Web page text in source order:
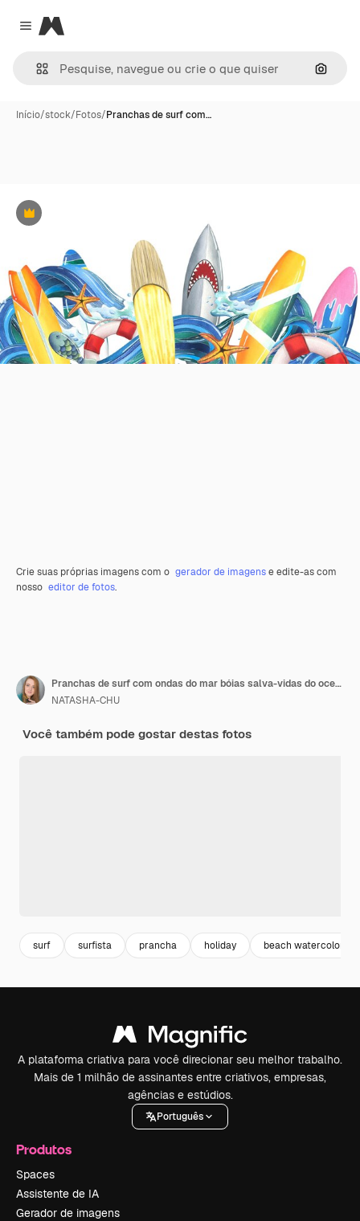
Close menu
Magnific
Início/stock/Fotos/Pranchas de surf com…
Premium
Crie suas próprias imagens com o gerador de imagense edite-as com
nosso editor de fotos.
Pranchas de surf com ondas do mar bóias salva-vidas do oceano e estrela do mar Ilustração em aquarela Um modelo da coleção SURFING Para o design de design de publicidade de verão e praia
NATASHA-CHU
Você também pode gostar destas fotos
surf surfista prancha holiday beach watercolor
A plataforma criativa para você direcionar seu melhor trabalho.
Mais de 1 milhão de assinantes entre criativos, empresas,
agências e estúdios.
Português
Produtos
Spaces
Assistente de IA
Gerador de imagens